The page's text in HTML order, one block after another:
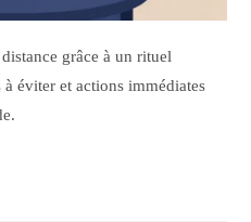
grâce à un rituel
à éviter et actions immédiates